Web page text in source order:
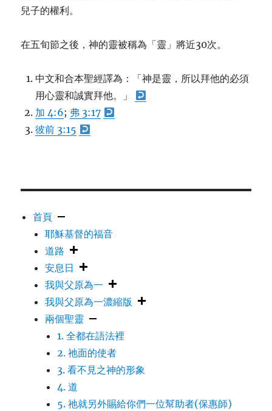
兒子的權利。
在五旬節之後，神的靈被稱為「靈」將近30次。
中文和合本聖經譯為：「神是靈，所以拜他的必須
用心靈和誠實拜他。」
加 4:6; 弗 3:17
彼前 3:15
首頁
耶穌基督的福音
道路
安息日
我與父原為一
我與父原為一濃縮版
兩個聖靈
1. 全都在語法裡
2. 祂面的使者
3. 看不見之神的形象
4. 道
5. 祂就另外賜給你們一位幫助者(保惠師)